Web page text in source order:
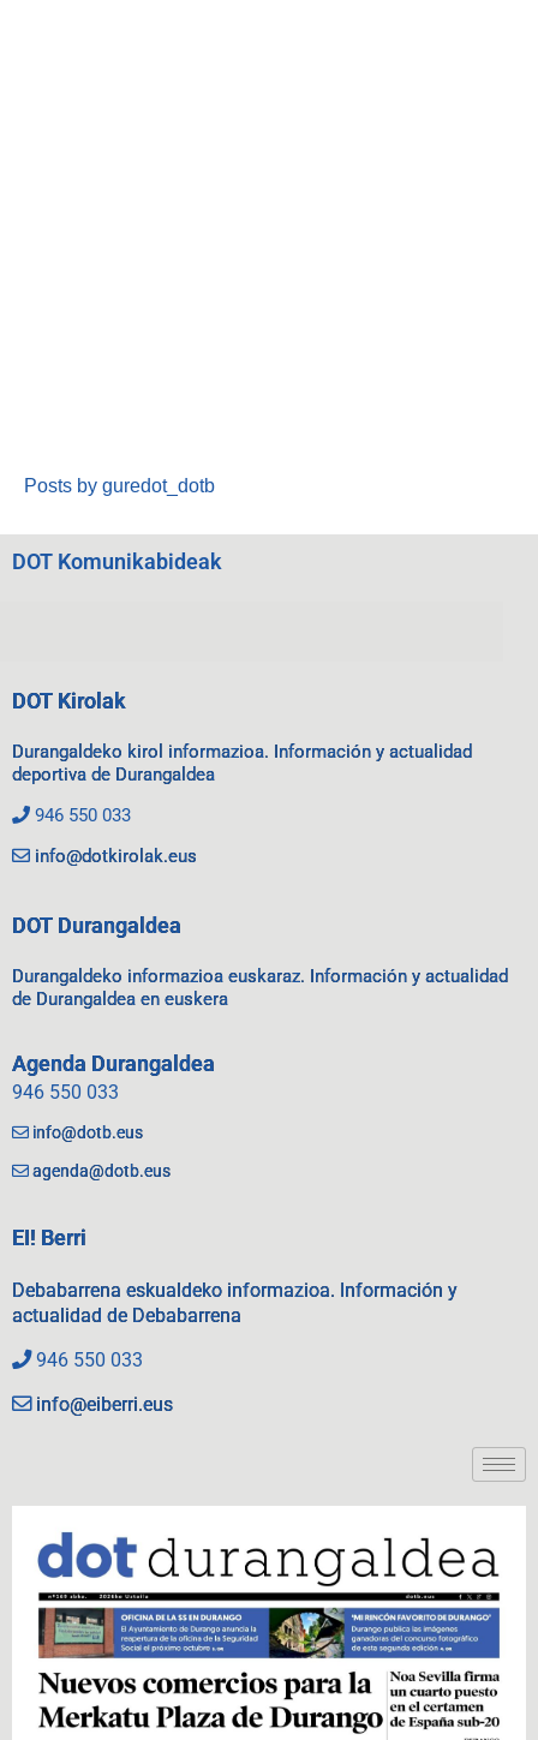
Posts by guredot_dotb
DOT Komunikabideak
DOT Kirolak
Durangaldeko kirol informazioa. Información y actualidad
deportiva de Durangaldea
946 550 033
info@dotkirolak.eus
DOT Durangaldea
Durangaldeko informazioa euskaraz. Información y actualidad
de Durangaldea en euskera
Agenda Durangaldea
946 550 033
info@dotb.eus
agenda@dotb.eus
EI! Berri
Debabarrena eskualdeko informazioa. Información y
actualidad de Debabarrena
946 550 033
info@eiberri.eus